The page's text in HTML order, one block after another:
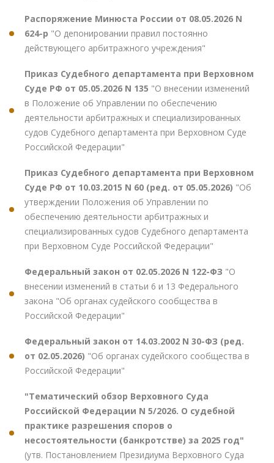
Распоряжение Минюста России от 08.05.2026 N
624-р "О депонировании правил постоянно
действующего арбитражного учреждения"
Приказ Судебного департамента при Верховном
Суде РФ от 05.05.2026 N 135 "О внесении изменений
в Положение об Управлении по обеспечению
деятельности арбитражных и специализированных
судов Судебного департамента при Верховном Суде
Российской Федерации"
Приказ Судебного департамента при Верховном
Суде РФ от 10.03.2015 N 60 (ред. от 05.05.2026) "Об
утверждении Положения об Управлении по
обеспечению деятельности арбитражных и
специализированных судов Судебного департамента
при Верховном Суде Российской Федерации"
Федеральный закон от 02.05.2026 N 122-ФЗ "О
внесении изменений в статьи 6 и 13 Федерального
закона "Об органах судейского сообщества в
Российской Федерации"
Федеральный закон от 14.03.2002 N 30-ФЗ (ред.
от 02.05.2026) "Об органах судейского сообщества в
Российской Федерации"
"Тематический обзор Верховного Суда
Российской Федерации N 5/2026. О судебной
практике разрешения споров о
несостоятельности (банкротстве) за 2025 год"
(утв. Постановлением Президиума Верховного Суда